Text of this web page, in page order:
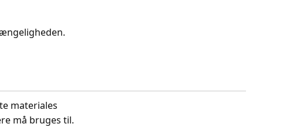
materiales
må bruges til.